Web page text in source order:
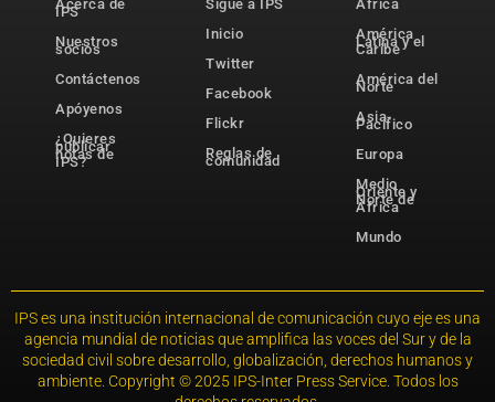
Acerca de
IPS
Nuestros
socios
Contáctenos
Apóyenos
¿Quieres
publicar
notas de
IPS?
Sigue a IPS
Inicio
Twitter
Facebook
Flickr
Reglas de
comunidad
África
América
Latina y el
Caribe
América del
Norte
Asia-
Pacífico
Europa
Medio
Oriente y
Norte de
África
Mundo
IPS es una institución internacional de comunicación cuyo eje es una
agencia mundial de noticias que amplifica las voces del Sur y de la
sociedad civil sobre desarrollo, globalización, derechos humanos y
ambiente. Copyright © 2025 IPS-Inter Press Service. Todos los